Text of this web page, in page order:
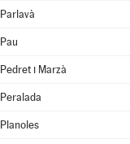
Parlavà
Pau
Pedret i Marzà
Peralada
Planoles